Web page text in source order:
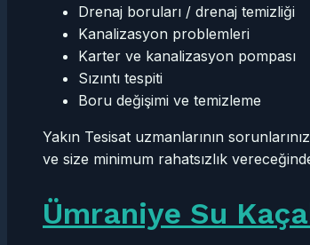
Drenaj boruları / drenaj temizliği
Kanalizasyon problemleri
Karter ve kanalizasyon pompası
Sızıntı tespiti
Boru değişimi ve temizleme
Yakın Tesisat uzmanlarının
ve size minimum rahatsızlık
Ümraniye Su